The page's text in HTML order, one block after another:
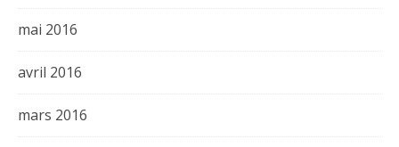
mai 2016
avril 2016
mars 2016